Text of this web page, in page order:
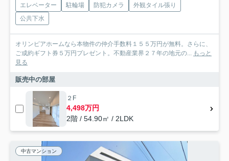
エレベーター 駐輪場 防犯カメラ
外観タイル張り
公共下水
オリンピアホームなら本物件の仲介手数料１５５万円が無料。さらに、
ご成約ギフト券５万円プレゼント。不動産業界２７年の地元の... もっと
見る
販売中の部屋
２F
4,498万円
2階 / 54.90㎡ / 2LDK
中古マンション